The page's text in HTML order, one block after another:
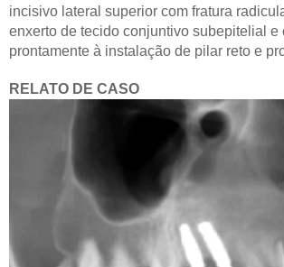
incisivo lateral superior com fratura
enxerto de tecido conjuntivo subepitelial
prontamente à instalação de pilar reto e
RELATO DE CASO